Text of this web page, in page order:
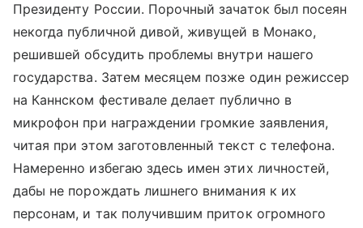
Президенту России. Порочный зачаток был посеян
некогда публичной дивой, живущей в Монако,
решившей обсудить проблемы внутри нашего
государства. Затем месяцем позже один режиссер
на Каннском фестивале делает публично в
микрофон при награждении громкие заявления,
читая при этом заготовленный текст с телефона.
Намеренно избегаю здесь имен этих личностей,
дабы не порождать лишнего внимания к их
персонам, и так получившим приток огромного